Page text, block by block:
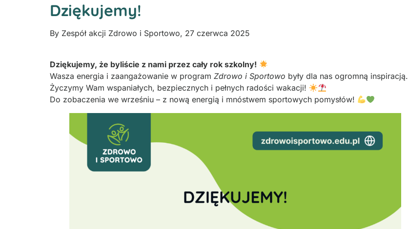
Dziękujemy!
By Zespół akcji Zdrowo i Sportowo, 27 czerwca 2025
Dziękujemy, że byliście z nami przez cały rok szkolny!
Wasza energia i zaangażowanie w program Zdrowo i Sportowo były dla nas ogromną inspiracją.
Życzymy Wam wspaniałych, bezpiecznych i pełnych radości wakacji!
Do zobaczenia we wrześniu – z nową energią i mnóstwem sportowych pomysłów!